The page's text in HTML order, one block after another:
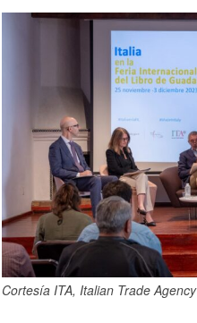
Cortesía ITA, Italian Trade Agency